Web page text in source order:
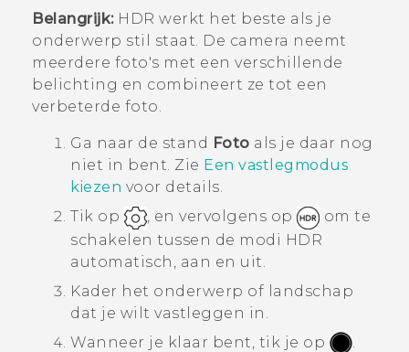
Belangrijk:HDR werkt het beste als je
onderwerp stil staat. De camera neemt
meerdere foto's met een verschillende
belichting en combineert ze tot een
verbeterde foto.
Ga naar de stand Foto als je daar nog
niet in bent. Zie Een vastlegmodus
kiezen voor details.
Tik op
, en vervolgens op
om te
schakelen tussen de modi HDR
automatisch, aan en uit.
Kader het onderwerp of landschap
dat je wilt vastleggen in.
Wanneer je klaar bent, tik je op
.